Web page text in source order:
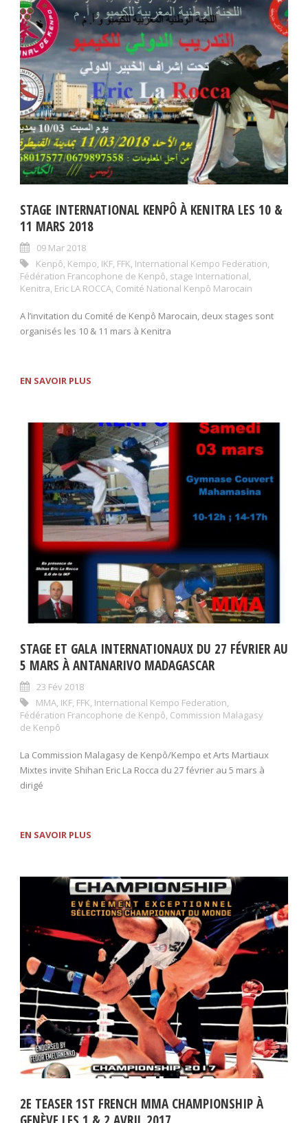
STAGE INTERNATIONAL KENPÔ À KENITRA LES 10 &
11 MARS 2018
09 Mar 2018
Kenpô, Kempo, IKF, FFK, International Kempo Federation,
Fédération Francophone de Kenpô, stage International,
Kenitra, Eric LA ROCCA, Comité National Kenpô Marocain
A l’invitation du Comité de Kenpô Marocain, deux stages sont
organisés les 10 & 11 mars à Kenitra
EN SAVOIR PLUS
STAGE ET GALA INTERNATIONAUX DU 27 FÉVRIER AU
5 MARS À ANTANARIVO MADAGASCAR
23 Fév 2018
MMA, IKF, FFK, International Kempo Federation,
Fédération Francophone de Kenpô, Commission Malagasy
de Kenpô
La Commission Malagasy de Kenpô/Kempo et Arts Martiaux
Mixtes invite Shihan Eric La Rocca du 27 février au 5 mars à
dirigé
EN SAVOIR PLUS
2E TEASER 1ST FRENCH MMA CHAMPIONSHIP À